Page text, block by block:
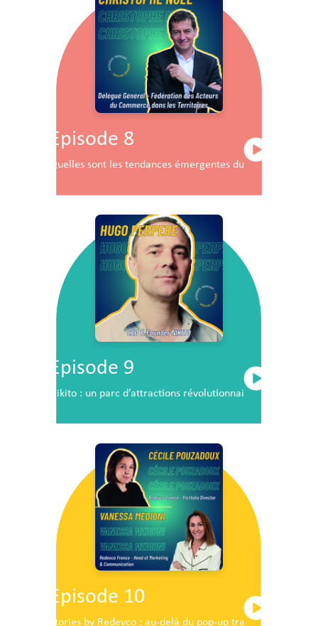
Episode 8
Quelles sont les tendances émergentes du commerce en
Episode 9
Nikito : un parc d’attractions révolutionnaire en plein
Episode 10
Stories by Redevco : au-delà du pop-up traditionnel